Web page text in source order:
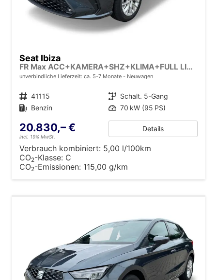
Seat Ibiza
FR Max ACC+KAMERA+SHZ+KLIMA+FULL LINK+PDC+LED+16" ALU+KESSY
unverbindliche Lieferzeit: ca. 5-7 Monate Neuwagen
Fahrzeugnr. 41115 Getriebe Schalt. 5-Gang
Kraftstoff Benzin Leistung 70 kW (95 PS)
20.830,– €
incl. 19% MwSt.
Details
Verbrauch kombiniert: 5,00 l/100km
CO2-Klasse: C
CO2-Emissionen: 115,00 g/km